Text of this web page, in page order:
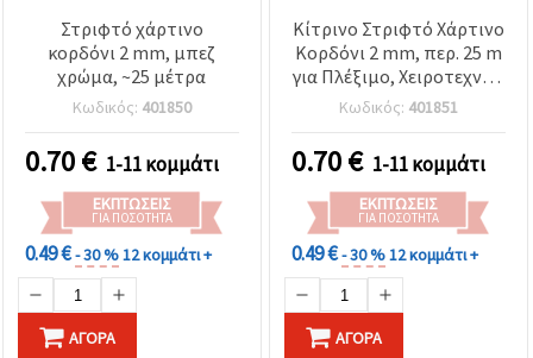
Στριφτό χάρτινο
κορδόνι 2 mm, μπεζ
χρώμα, ~25 μέτρα
Κωδικός: 401850
0.70€ 1-11 κομμάτι
ΕΚΠΤΏΣΕΙΣ
ΓΙΑ ΠΟΣΌΤΗΤΑ
0.49 €- 30 %12 κομμάτι +
ΑΓΟΡΆ
Κίτρινο Στριφτό Χάρτινο
Κορδόνι 2 mm, περ. 25 m
για Πλέξιμο, Χειροτεχνίες
& DIY
Κωδικός: 401851
0.70€ 1-11 κομμάτι
ΕΚΠΤΏΣΕΙΣ
ΓΙΑ ΠΟΣΌΤΗΤΑ
0.49 €- 30 %12 κομμάτι +
ΑΓΟΡΆ